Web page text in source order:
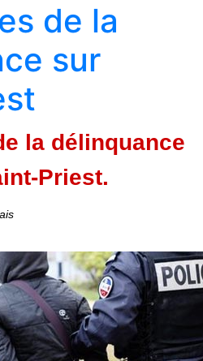
de la
sur
la délinquance
Priest.